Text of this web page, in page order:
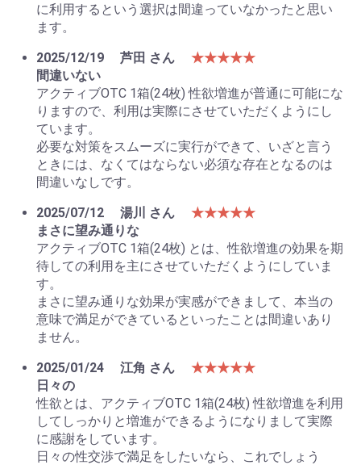
お買い物を続ける カートへ進む
に利用するという選択は間違っていなかったと思い
ます。
2025/12/19
芦田 さん
★★★★★
間違いない
アクティブOTC 1箱(24枚) 性欲増進が普通に可能にな
りますので、利用は実際にさせていただくようにし
ています。
必要な対策をスムーズに実行ができて、いざと言う
ときには、なくてはならない必須な存在となるのは
間違いなしです。
2025/07/12
湯川 さん
★★★★★
まさに望み通りな
アクティブOTC 1箱(24枚) とは、性欲増進の効果を期
待しての利用を主にさせていただくようにしていま
す。
まさに望み通りな効果が実感ができまして、本当の
意味で満足ができているといったことは間違いあり
ません。
2025/01/24
江角 さん
★★★★★
日々の
性欲とは、アクティブOTC 1箱(24枚) 性欲増進を利用
してしっかりと増進ができるようになりまして実際
に感謝をしています。
日々の性交渉で満足をしたいなら、これでしょう